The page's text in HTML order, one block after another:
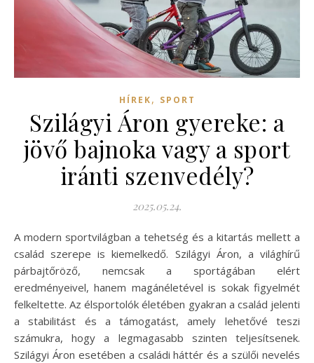
HÍREK, SPORT
Szilágyi Áron gyereke: a
jövő bajnoka vagy a sport
iránti szenvedély?
2025.05.24.
A modern sportvilágban a tehetség és a kitartás mellett a
család szerepe is kiemelkedő. Szilágyi Áron, a világhírű
párbajtőröző, nemcsak a sportágában elért
eredményeivel, hanem magánéletével is sokak figyelmét
felkeltette. Az élsportolók életében gyakran a család jelenti
a stabilitást és a támogatást, amely lehetővé teszi
számukra, hogy a legmagasabb szinten teljesítsenek.
Szilágyi Áron esetében a családi háttér és a szülői nevelés